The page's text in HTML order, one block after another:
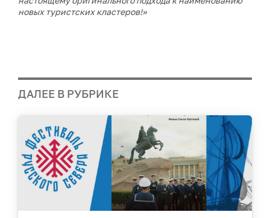
новых туристских кластеров!»
ДАЛЕЕ В РУБРИКЕ